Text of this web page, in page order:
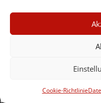
Cookie-Richtlinie
Unterstützung für die
Propaganda, die
hatte, um den Krieg
großen päpstlichen
zitiert, der sagte,